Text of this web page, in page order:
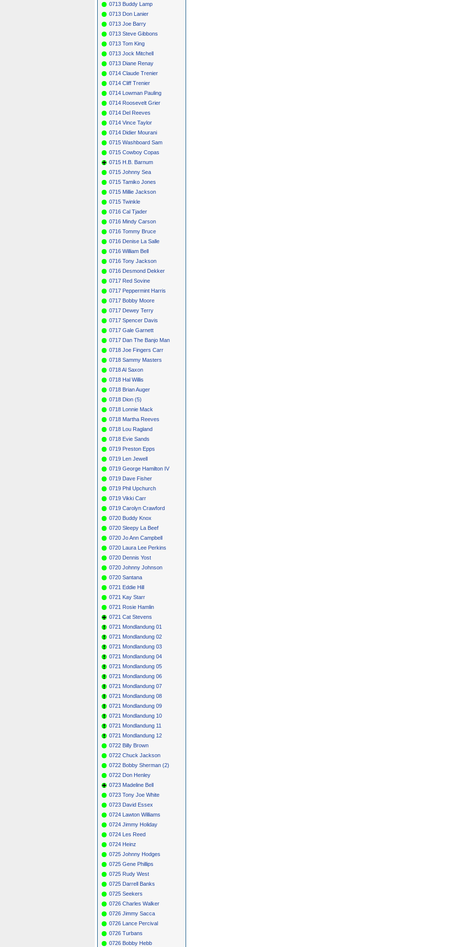
0713 Buddy Lamp
0713 Don Lanier
0713 Joe Barry
0713 Steve Gibbons
0713 Tom King
0713 Jock Mitchell
0713 Diane Renay
0714 Claude Trenier
0714 Cliff Trenier
0714 Lowman Pauling
0714 Roosevelt Grier
0714 Del Reeves
0714 Vince Taylor
0714 Didier Mourani
0715 Washboard Sam
0715 Cowboy Copas
0715 H.B. Barnum
0715 Johnny Sea
0715 Tamiko Jones
0715 Millie Jackson
0715 Twinkle
0716 Cal Tjader
0716 Mindy Carson
0716 Tommy Bruce
0716 Denise La Salle
0716 William Bell
0716 Tony Jackson
0716 Desmond Dekker
0717 Red Sovine
0717 Peppermint Harris
0717 Bobby Moore
0717 Dewey Terry
0717 Spencer Davis
0717 Gale Garnett
0717 Dan The Banjo Man
0718 Joe Fingers Carr
0718 Sammy Masters
0718 Al Saxon
0718 Hal Willis
0718 Brian Auger
0718 Dion (5)
0718 Lonnie Mack
0718 Martha Reeves
0718 Lou Ragland
0718 Evie Sands
0719 Preston Epps
0719 Len Jewell
0719 George Hamilton IV
0719 Dave Fisher
0719 Phil Upchurch
0719 Vikki Carr
0719 Carolyn Crawford
0720 Buddy Knox
0720 Sleepy La Beef
0720 Jo Ann Campbell
0720 Laura Lee Perkins
0720 Dennis Yost
0720 Johnny Johnson
0720 Santana
0721 Eddie Hill
0721 Kay Starr
0721 Rosie Hamlin
0721 Cat Stevens
0721 Mondlandung 01
0721 Mondlandung 02
0721 Mondlandung 03
0721 Mondlandung 04
0721 Mondlandung 05
0721 Mondlandung 06
0721 Mondlandung 07
0721 Mondlandung 08
0721 Mondlandung 09
0721 Mondlandung 10
0721 Mondlandung 11
0721 Mondlandung 12
0722 Billy Brown
0722 Chuck Jackson
0722 Bobby Sherman (2)
0722 Don Henley
0723 Madeline Bell
0723 Tony Joe White
0723 David Essex
0724 Lawton Williams
0724 Jimmy Holiday
0724 Les Reed
0724 Heinz
0725 Johnny Hodges
0725 Gene Phillips
0725 Rudy West
0725 Darrell Banks
0725 Seekers
0726 Charles Walker
0726 Jimmy Sacca
0726 Lance Percival
0726 Turbans
0726 Bobby Hebb